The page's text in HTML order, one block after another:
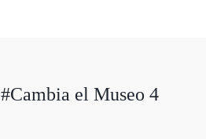
#Cambia el Museo 4